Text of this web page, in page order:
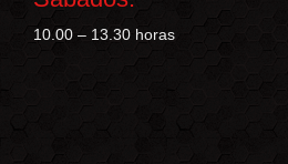
10.00 – 13.30 horas